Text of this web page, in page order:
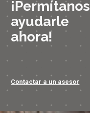
¡Permítanos
ayudarle
ahora!
Contactar a un asesor